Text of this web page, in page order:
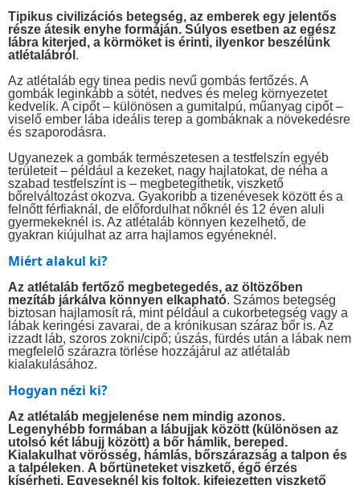
Tipikus civilizációs betegség, az emberek egy jelentős
része átesik enyhe formáján. Súlyos esetben az egész
lábra kiterjed, a körmöket is érinti, ilyenkor beszélünk
atlétalábról .
Az atlétaláb egy tinea pedis nevű gombás fertőzés. A
gombák leginkább a sötét, nedves és meleg környezetet
kedvelik. A cipőt – különösen a gumitalpú, műanyag cipőt –
viselő ember lába ideális terep a gombáknak a növekedésre
és szaporodásra.
Ugyanezek a gombák természetesen a testfelszín egyéb
területeit – például a kezeket, nagy hajlatokat, de néha a
szabad testfelszínt is – megbetegíthetik, viszkető
bőrelváltozást okozva. Gyakoribb a tizenévesek között és a
felnőtt férfiaknál, de előfordulhat nőknél és 12 éven aluli
gyermekeknél is. Az atlétaláb könnyen kezelhető, de
gyakran kiújulhat az arra hajlamos egyéneknél.
Miért alakul ki?
Az atlétaláb fertőző megbetegedés, az öltözőben
mezítáb járkálva könnyen elkapható. Számos betegség
biztosan hajlamosít rá, mint például a cukorbetegség vagy a
lábak keringési zavarai, de a krónikusan száraz bőr is. Az
izzadt láb, szoros zokni/cipő; úszás, fürdés után a lábak nem
megfelelő szárazra törlése hozzájárul az atlétaláb
kialakulásához.
Hogyan nézi ki?
Az atlétaláb megjelenése nem mindig azonos.
Legenyhébb formában a lábujjak között (különösen az
utolsó két lábujj között) a bőr hámlik, bereped.
Kialakulhat vörösség, hámlás, bőrszárazság a talpon és
a talpéleken. A bőrtüneteket viszkető, égő érzés
kísérheti. Egyeseknél kis foltok, kifejezetten viszkető